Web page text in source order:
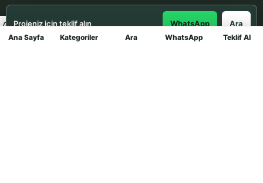
Ana Sayfa Kategoriler Ara WhatsApp Teklif Al
Hizmetler
Uygulama
Projeniz için teklif alın WhatsApp Ara